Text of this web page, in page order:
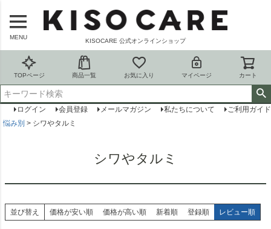
MENU
KISOCARE 公式オンラインショップ
TOPページ 商品一覧 お気に入り マイページ カート
ログイン 会員登録 メールマガジン 私たちについて
ご利用ガイド
悩み別
シワやタルミ
シワやタルミ
並び替え 価格が安い順 価格が高い順 新着順 登録順 レビュー順